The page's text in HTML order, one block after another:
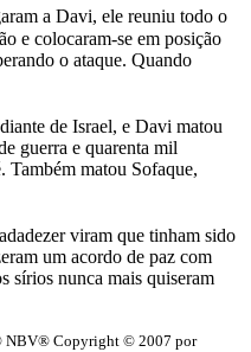
a Davi, ele reuniu todo o
e colocaram-se em posição
o ataque. Quando
de Israel, e Davi matou
guerra e quarenta mil
Também matou Sofaque,
viram que tinham sido
um acordo de paz com
sírios nunca mais quiseram
NBV® Copyright © 2007 por